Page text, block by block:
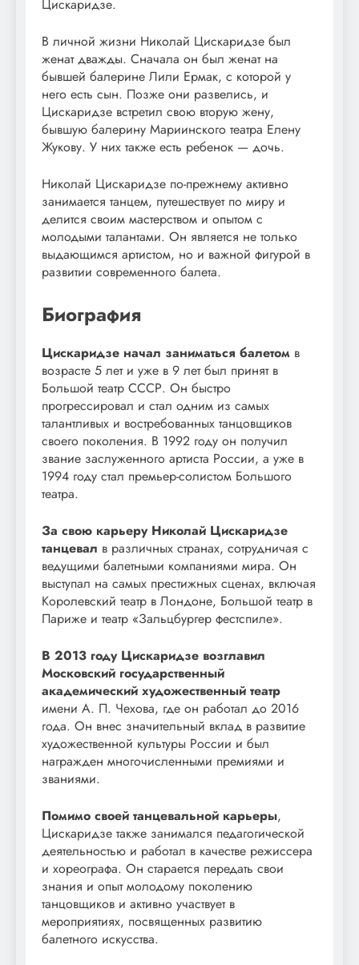
Цискаридзе.
В личной жизни Николай Цискаридзе был
женат дважды. Сначала он был женат на
бывшей балерине Лили Ермак, с которой у
него есть сын. Позже они развелись, и
Цискаридзе встретил свою вторую жену,
бывшую балерину Мариинского театра Елену
Жукову. У них также есть ребенок — дочь.
Николай Цискаридзе по-прежнему активно
занимается танцем, путешествует по миру и
делится своим мастерством и опытом с
молодыми талантами. Он является не только
выдающимся артистом, но и важной фигурой в
развитии современного балета.
Биография
Цискаридзе начал заниматься балетом в
возрасте 5 лет и уже в 9 лет был принят в
Большой театр СССР. Он быстро
прогрессировал и стал одним из самых
талантливых и востребованных танцовщиков
своего поколения. В 1992 году он получил
звание заслуженного артиста России, а уже в
1994 году стал премьер-солистом Большого
театра.
За свою карьеру Николай Цискаридзе
танцевал в различных странах, сотрудничая с
ведущими балетными компаниями мира. Он
выступал на самых престижных сценах, включая
Королевский театр в Лондоне, Большой театр в
Париже и театр «Зальцбургер фестспиле».
В 2013 году Цискаридзе возглавил
Московский государственный
академический художественный театр
имени А. П. Чехова, где он работал до 2016
года. Он внес значительный вклад в развитие
художественной культуры России и был
награжден многочисленными премиями и
званиями.
Помимо своей танцевальной карьеры,
Цискаридзе также занимался педагогической
деятельностью и работал в качестве режиссера
и хореографа. Он старается передать свои
знания и опыт молодому поколению
танцовщиков и активно участвует в
мероприятиях, посвященных развитию
балетного искусства.